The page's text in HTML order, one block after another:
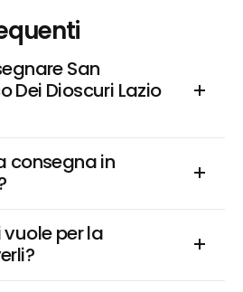
San
Dei Dioscuri Lazio
consegna in
per la